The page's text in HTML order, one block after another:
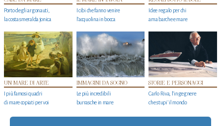
Porto degli argonauti,
la costa smeralda jonica
I cibi che fanno venire
l’acquolina in bocca
Idee regalo per chi
ama barche e mare
UN MARE DI ARTE
I più famosi quadri
di mare copiati per voi
IMMAGINI DA SOGNO
Le più incredibili
burrasche in mare
STORIE E PERSONAGGI
Carlo Riva, l’ingegnere
che stupi' il mondo